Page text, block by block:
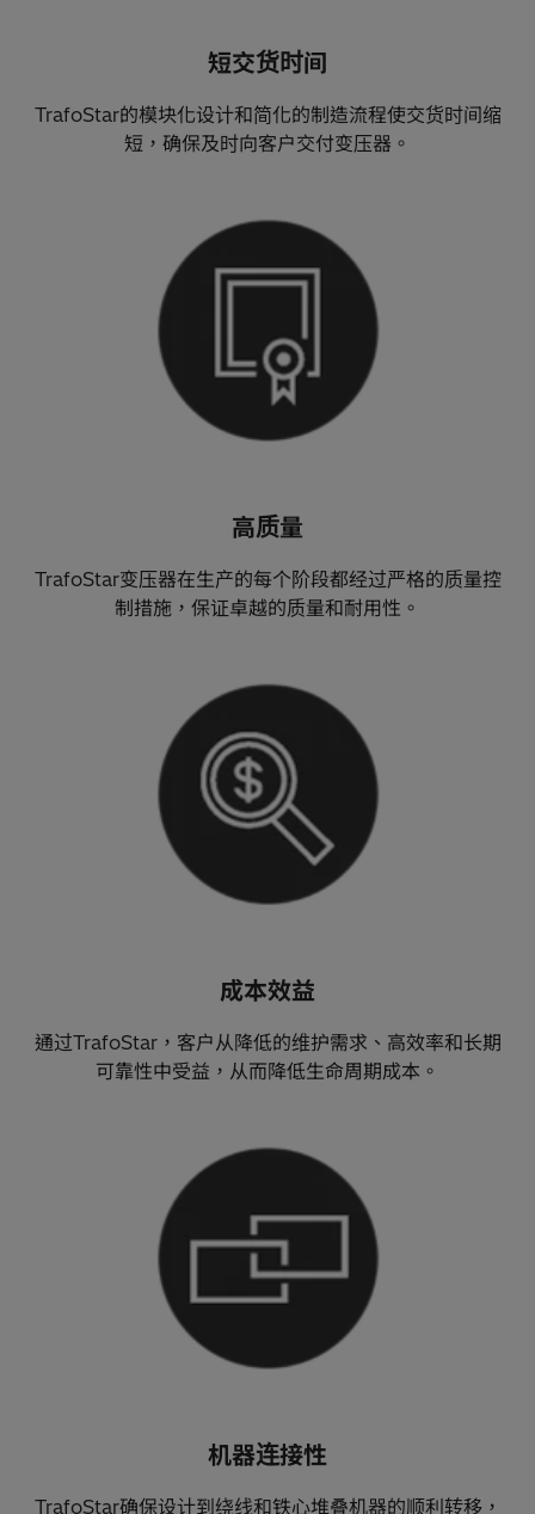
短交货时间
TrafoStar的模块化设计和简化的制造流程使交货时间缩
短，确保及时向客户交付变压器。
高质量
TrafoStar变压器在生产的每个阶段都经过严格的质量控
制措施，保证卓越的质量和耐用性。
成本效益
通过TrafoStar，客户从降低的维护需求、高效率和长期
可靠性中受益，从而降低生命周期成本。
机器连接性
TrafoStar确保设计到绕线和铁心堆叠机器的顺利转移，